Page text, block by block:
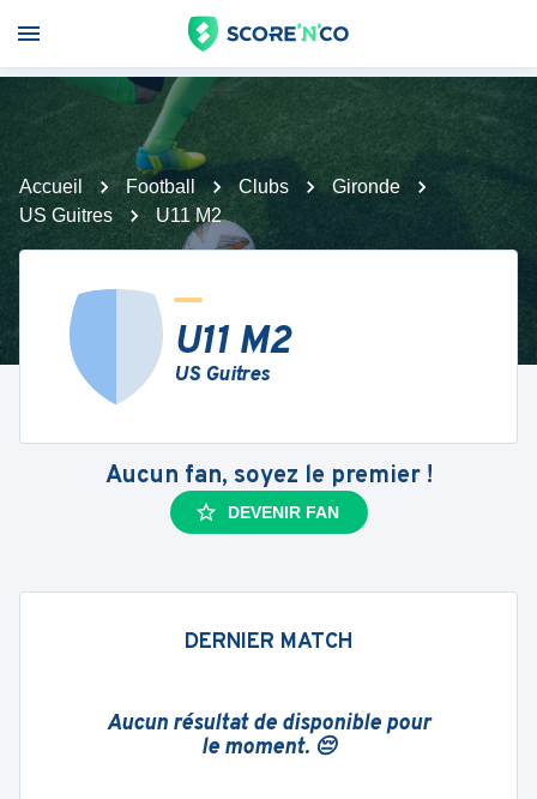
Accueil Football Clubs
Gironde
US Guitres
U11 M2
U11 M2
US Guitres
Aucun fan, soyez le premier !
DEVENIR FAN
DERNIER MATCH
Aucun résultat de disponible pour
le moment. 😔